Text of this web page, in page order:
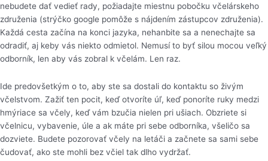
nebudete dať vedieť rady, požiadajte miestnu pobočku včelárskeho
združenia (strýčko google pomôže s nájdením zástupcov združenia).
Každá cesta začína na konci jazyka, nehanbite sa a nenechajte sa
odradiť, aj keby vás niekto odmietol. Nemusí to byť silou mocou veľký
odborník, len aby vás zobral k včelám. Len raz.
Ide predovšetkým o to, aby ste sa dostali do kontaktu so živým
včelstvom. Zažiť ten pocit, keď otvoríte úľ, keď ponoríte ruky medzi
hmýriace sa včely, keď vám bzučia nielen pri ušiach. Obzriete si
včelnicu, vybavenie, úle a ak máte pri sebe odborníka, všeličo sa
dozviete. Budete pozorovať včely na letáči a začnete sa sami sebe
čudovať, ako ste mohli bez včiel tak dlho vydržať.